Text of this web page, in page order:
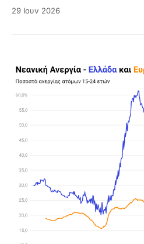
29 Ιουν 2026